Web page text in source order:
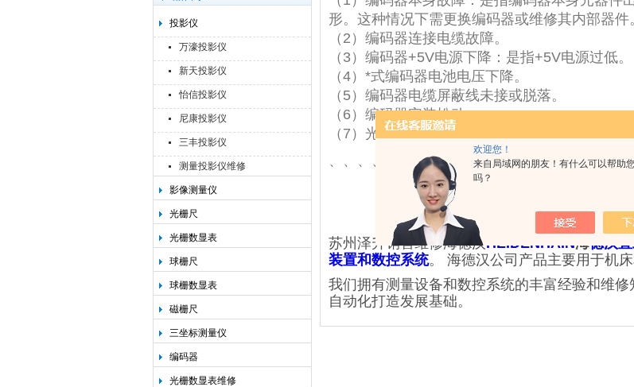
欢迎您！
来自局域网的朋友！有什么可以帮助
吗？
投影仪
万濠投影仪
新天投影仪
怡信投影仪
尼康投影仪
三丰投影仪
测量投影仪维修
影像测量仪
光栅尺
光栅数显表
球栅尺
球栅数显表
磁栅尺
三坐标测量仪
编码器
光栅数显表维修
形。这种情况下需更换编码器或维修其内部器件
（2）编码器连接电缆故障。
（3）编码器+5V电源下降：是指+5V电源过低。
（4）*式编码器电池电压下降。
（5）编码器电缆屏蔽线未接或脱落。
（6）编码器安装松动。
（7）光栅污染磨损。
、、、、、、
苏州泽升销售维修海德汉HEIDENHAIN海德汉
装置和数控系统。 海德汉公司产品主要用于机
我们拥有测量设备和数控系统的丰富经验和维
自动化打造发展基础。